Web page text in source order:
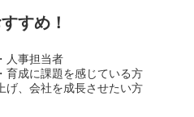
すめ！
人事担当者
育成に課題を感じている方
げ、会社を成長させたい方